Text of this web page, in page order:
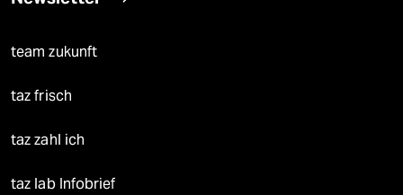
team zukunft
taz frisch
taz zahl ich
taz lab Infobrief